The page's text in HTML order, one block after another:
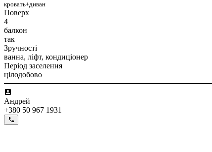
кровать+диван
Поверх
4
балкон
так
Зручності
ванна, ліфт, кондиціонер
Період заселення
цілодобово
Андрей
+380 50 967 1931